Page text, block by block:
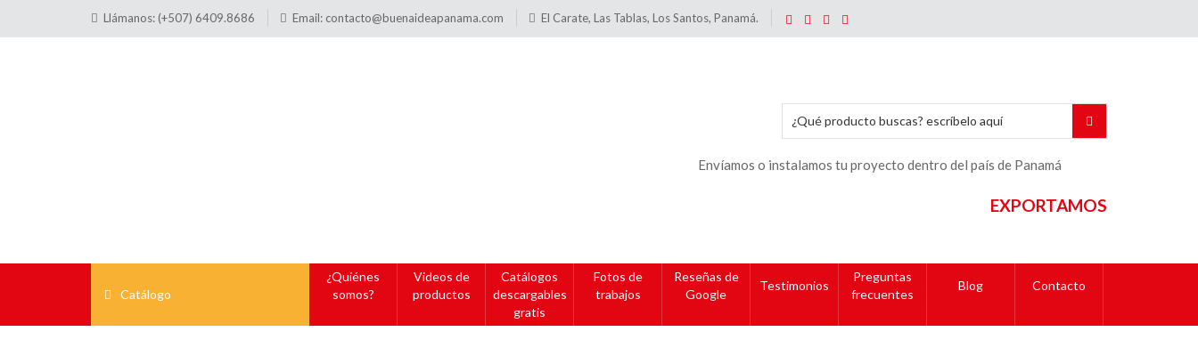
Llámanos: (+507) 6409.8686 Email: contacto@buenaideapanama.com El Carate, Las Tablas, Los Santos, Panamá.
Envíamos o instalamos tu proyecto dentro del país de Panamá
EXPORTAMOS
Catálogo
¿Quiénes
somos?
Videos de
productos
Catálogos
descargables
gratis
Fotos de
trabajos
Reseñas de
Google
Testimonios
Preguntas
frecuentes
Blog Contacto